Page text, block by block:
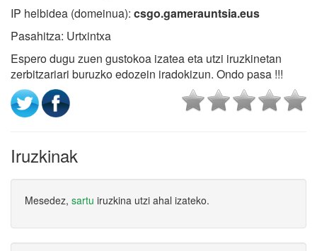
IP helbidea (domeinua): csgo.gamerauntsia.eus
Pasahitza: Urtxintxa
Espero dugu zuen gustokoa izatea eta utzi iruzkinetan
zerbitzariari buruzko edozein iradokizun. Ondo pasa !!!
Iruzkinak
Mesedez, sartu iruzkina utzi ahal izateko.